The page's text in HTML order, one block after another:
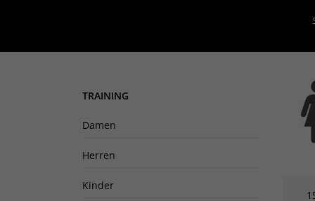
TRAINING
Damen
Herren
Kinder